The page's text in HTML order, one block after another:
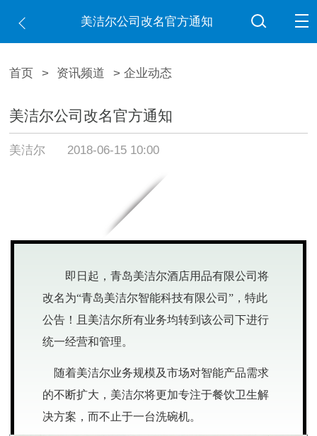
美洁尔公司改名官方通知
首页 > 资讯频道 > 企业动态
美洁尔公司改名官方通知
美洁尔 2018-06-15 10:00
即日起，青岛美洁尔酒店用品有限公司将
改名为“青岛美洁尔智能科技有限公司”，特此
公告！且美洁尔所有业务均转到该公司下进行
统一经营和管理。
随着美洁尔业务规模及市场对智能产品需求
的不断扩大，美洁尔将更加专注于餐饮卫生解
决方案，而不止于一台洗碗机。